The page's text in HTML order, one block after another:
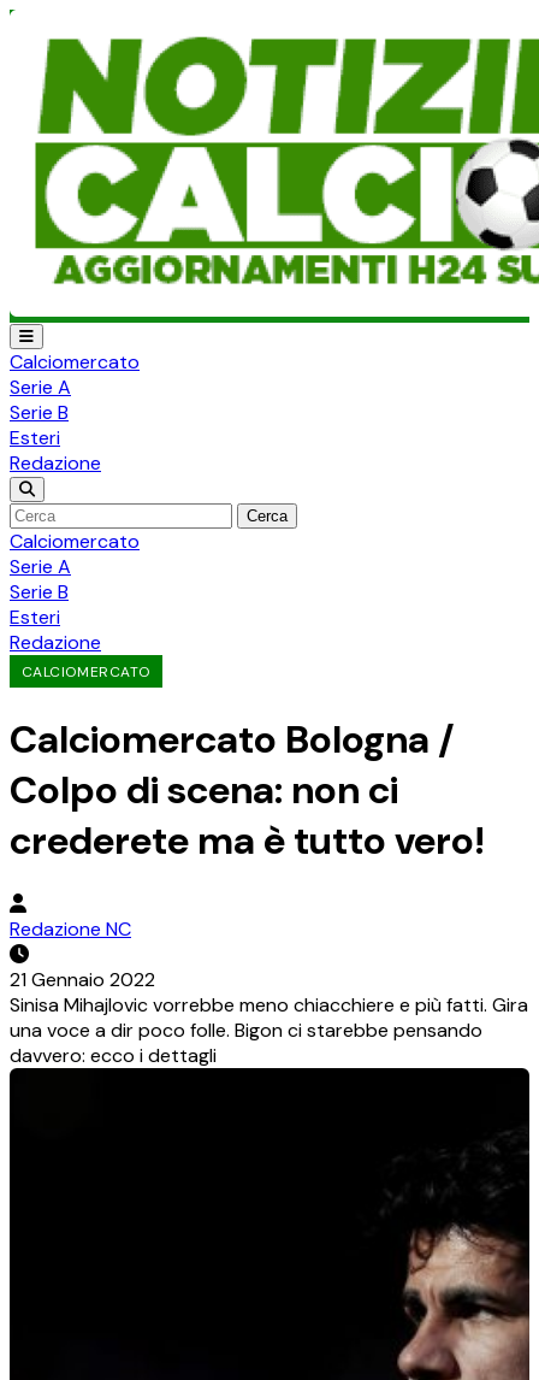
Calciomercato
Serie A
Serie B
Esteri
Redazione
Cerca
Calciomercato
Serie A
Serie B
Esteri
Redazione
CALCIOMERCATO
Calciomercato Bologna /
Colpo di scena: non ci
crederete ma è tutto vero!
Redazione NC
21 Gennaio 2022
Sinisa Mihajlovic vorrebbe meno chiacchiere e più fatti. Gira
una voce a dir poco folle. Bigon ci starebbe pensando
davvero: ecco i dettagli